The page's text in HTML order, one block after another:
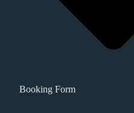
Booking Form